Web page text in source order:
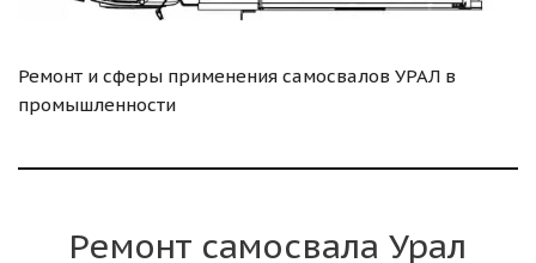
Ремонт и сферы применения самосвалов УРАЛ в
промышленности
Ремонт самосвала Урал